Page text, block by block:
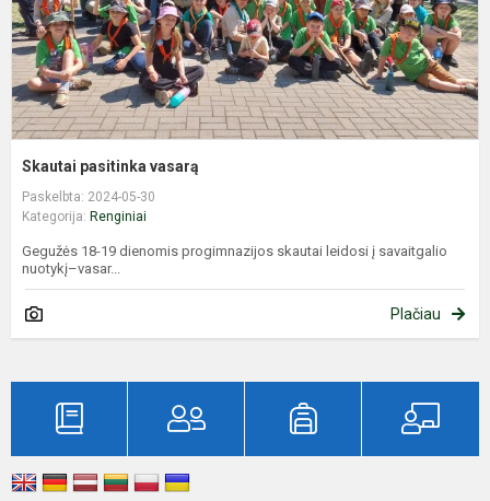
Skautai pasitinka vasarą
Paskelbta: 2024-05-30
Kategorija: Renginiai
Gegužės 18-19 dienomis progimnazijos skautai leidosi į savaitgalio
nuotykį–vasar...
Plačiau